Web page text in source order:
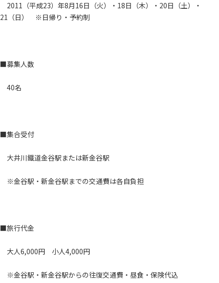
2011（平成23）年8月16日（火）・18日（木）・20日（土）・
21（日） ※日帰り・予約制
■募集人数
40名
■集合受付
大井川鐵道金谷駅または新金谷駅
※金谷駅・新金谷駅までの交通費は各自負担
■旅行代金
大人6,000円 小人4,000円
※金谷駅・新金谷駅からの往復交通費・昼食・保険代込